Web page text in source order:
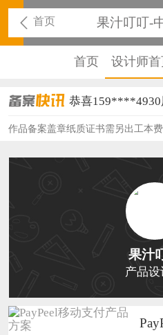
首页 果汁叮叮-
首页 设计师
恭喜159****4930
恭喜150****6483
恭喜131****2473
恭喜
恭喜
恭喜
恭喜
恭喜138****8638
恭喜
作品备案盖章纸质证书需另出工本费
果汁
产品